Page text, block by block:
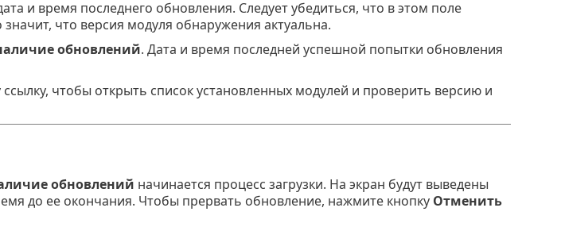
и время последнего обновления. Следует убедиться, что в этом поле
значит, что версия модуля обнаружения актуальна.
обновлений. Дата и время последней успешной попытки обновления
ссылку, чтобы открыть список установленных модулей и проверить версию и
обновлений начинается процесс загрузки. На экран будут выведены
до ее окончания. Чтобы прервать обновление, нажмите кнопку Отменить